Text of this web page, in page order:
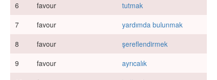
6
favour
tutmak
7
favour
yardımda bulunmak
8
favour
şereflendirmek
9
favour
ayrıcalık